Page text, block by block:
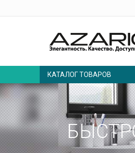
КАТАЛОГ ТОВАРОВ